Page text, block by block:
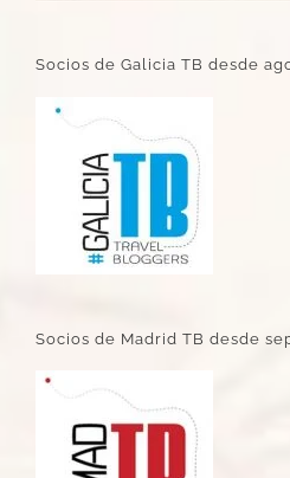
Socios de Galicia TB desde
Socios de Madrid TB desde